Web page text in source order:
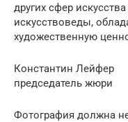
других сфер
искусствоведы,
художественную
Константин Лейфер
председатель жюри
Фотография должна